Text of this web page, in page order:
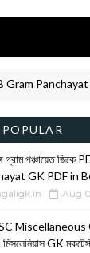
Panchayat GK
POPULAR
গ্রাম পঞ্চায়েত
GK PDF in
Aug
GK